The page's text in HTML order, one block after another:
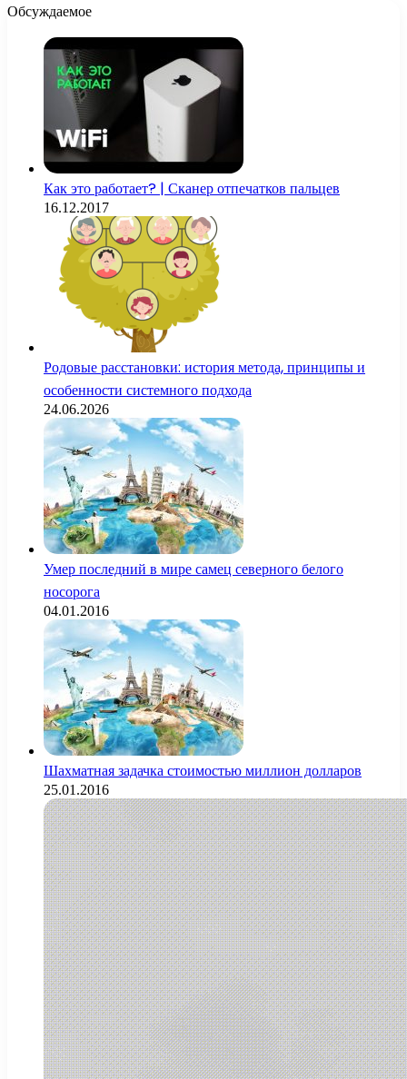
Обсуждаемое
Как это работает? | Сканер отпечатков пальцев
16.12.2017
Родовые расстановки: история метода, принципы и
особенности системного подхода
24.06.2026
Умер последний в мире самец северного белого
носорога
04.01.2016
Шахматная задачка стоимостью миллион долларов
25.01.2016